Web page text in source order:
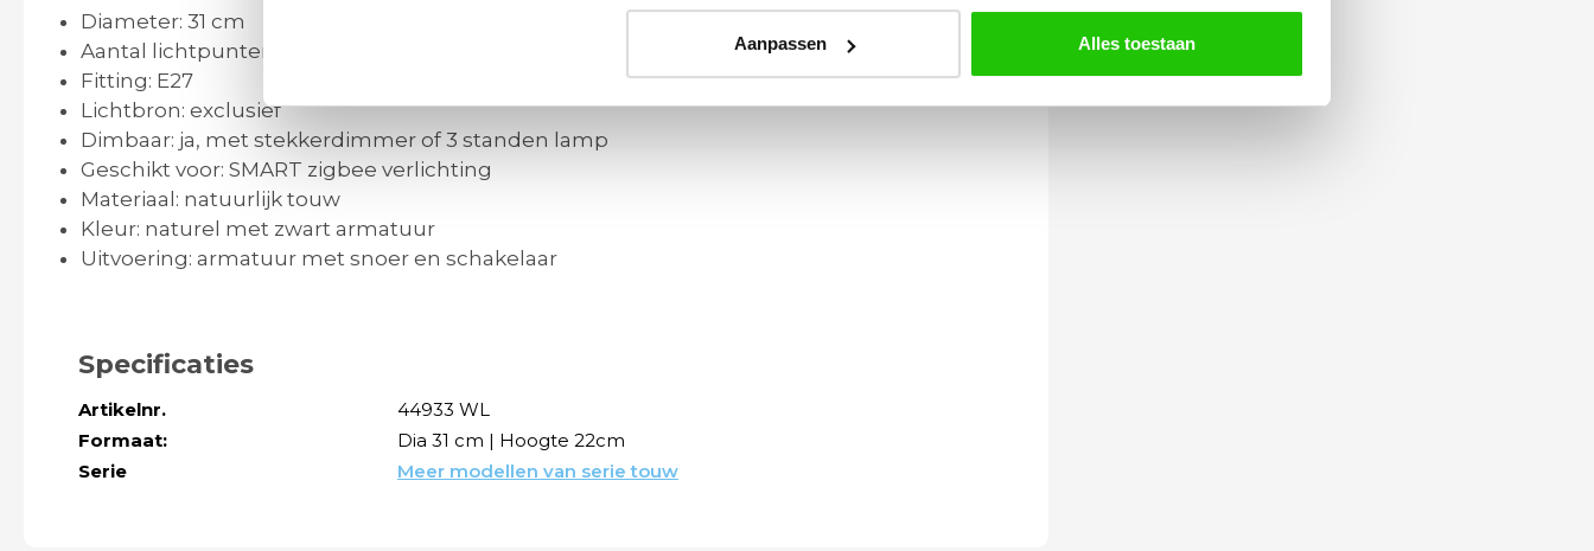
Aanpassen Alles toestaan
Diameter: 31 cm
Aantal lichtpunten: 1
Fitting: E27
Lichtbron: exclusief
Dimbaar: ja, met stekkerdimmer of 3 standen lamp
Geschikt voor: SMART zigbee verlichting
Materiaal: natuurlijk touw
Kleur: naturel met zwart armatuur
Uitvoering: armatuur met snoer en schakelaar
Specificaties
Artikelnr.
44933 WL
Formaat:
Dia 31 cm | Hoogte 22cm
Serie
Meer modellen van serie touw